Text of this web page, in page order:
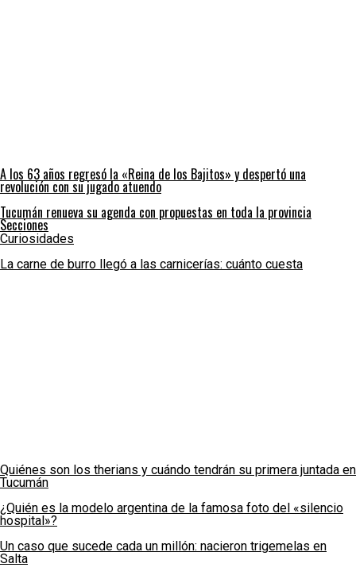
A los 63 años regresó la «Reina de los Bajitos» y despertó una
revolución con su jugado atuendo
Tucumán renueva su agenda con propuestas en toda la provincia
Secciones
Curiosidades
La carne de burro llegó a las carnicerías: cuánto cuesta
Quiénes son los therians y cuándo tendrán su primera juntada en
Tucumán
¿Quién es la modelo argentina de la famosa foto del «silencio
hospital»?
Un caso que sucede cada un millón: nacieron trigemelas en
Salta